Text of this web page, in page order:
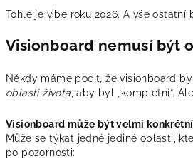
Tohle je vibe roku 2026. A vše ostatní
Visionboard nemusí být
Někdy máme pocit, že visionboard
oblasti života , aby byl „kompletní“.
Visionboard může být velmi
Může se týkat jedné jediné oblasti,
po pozornosti: